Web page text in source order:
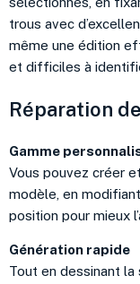
trous avec
même une édition
et difficiles à
Réparation
Gamme
Vous pouvez créer
modèle, en
position pour mieux
Génération rapide
Tout en dessinant la